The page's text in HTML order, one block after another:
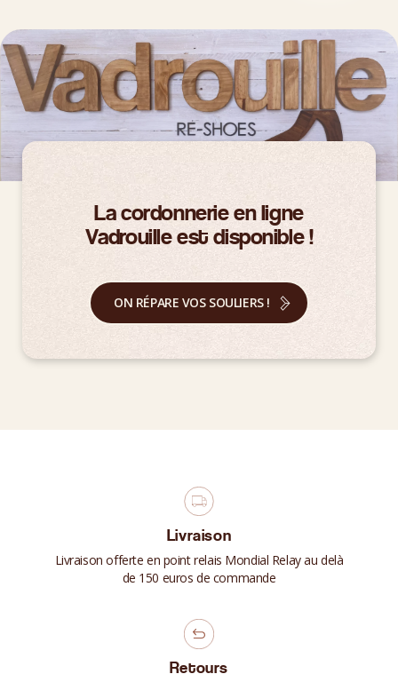
La cordonnerie en ligne
Vadrouille est disponible !
ON RÉPARE VOS SOULIERS !
Livraison
Livraison offerte en point relais Mondial Relay au delà
de 150 euros de commande
Retours